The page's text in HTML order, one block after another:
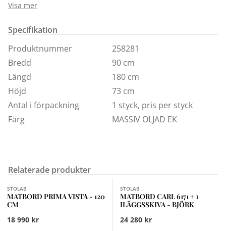
tillgång till extra avställningsyta då tilläggsskivan - som
ingår - förvaras i bordet och snabbt och enkelt läggs
på. Prima Vista går att få i flera olika storlekar med
olika ytbehandlingar.
När Margit Stigsdotter och Staffan Lind skapade
Stolabs nya matrumsgrupp Prima Vista var målet en
vacker och funktionell möbelgrupp för både
vardagsfrukost och stora fester. Tillåtande och
tilltalande, oavsett rumsplacering.
Visa mer
Specifikation
Produktnummer
258281
Bredd
90 cm
Längd
180 cm
Höjd
73 cm
Antal i förpackning
1 styck, pris per styck
Färg
MASSIV OLJAD EK
Relaterade produkter
Finns i fler val (8)
STOLAB
MATBORD PRIMA VISTA - 120
CM
18 990 kr
STOLAB
MATBORD CARL 6171 + 1
ILÄGGSSKIVA - BJÖRK
24 280 kr